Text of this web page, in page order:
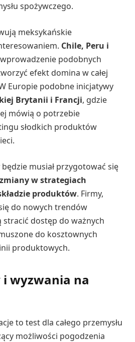
spożywczego.
meksykańskie
Chile, Peru i
podobnych
efekt domina w całej
Europie podobne inicjatywy
Brytanii i Francji, gdzie
mówią o potrzebie
słodkich produktów
będzie musiał przygotować się
w strategiach
produktów. Firmy,
do nowych trendów
stracić dostęp do ważnych
do kosztownych
produktowych.
wyzwania na
to test dla całego przemysłu
możliwości pogodzenia